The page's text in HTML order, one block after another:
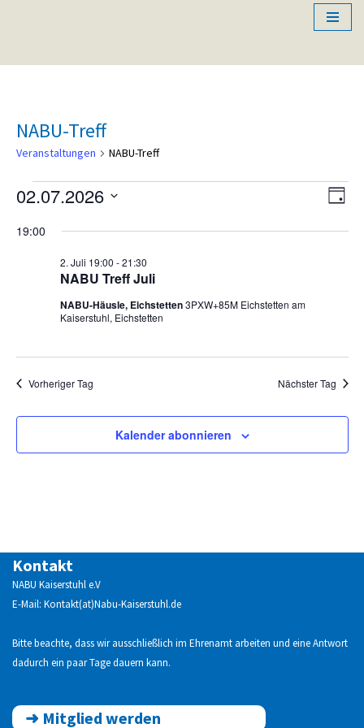
Inhalt
NABU-Treff
Veranstaltungen NABU-Treff
Tag
02.07.2026
wählen.
19:00
NABU Treff Juli
2. Juli 19:00 -21:30
NABU-Häusle, Eichstetten3PXW+85M Eichstetten am
Kaiserstuhl, Eichstetten
Vorheriger Tag Nächster Tag
Kalender abonnieren
Kontakt
NABU Kaiserstuhl e.V
E-Mail: Kontakt(at)Nabu-Kaiserstuhl.de
Bitte beachte, dass wir ausschließlich im Ehrenamt arbeiten und eine Antwort
dadurch ein paar Tage dauern kann.
➜ Mitglied werden